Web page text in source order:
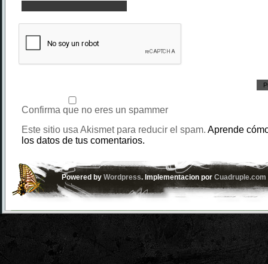
Confirma que no eres un spammer
Este sitio usa Akismet para reducir el spam. Aprende
los datos de tus comentarios.
Powered byWordpress. Implementacion porCuadruple.com